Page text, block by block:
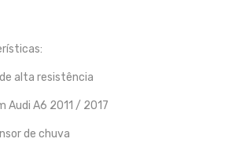
alta resistência
Audi A6 2011 / 2017
de chuva